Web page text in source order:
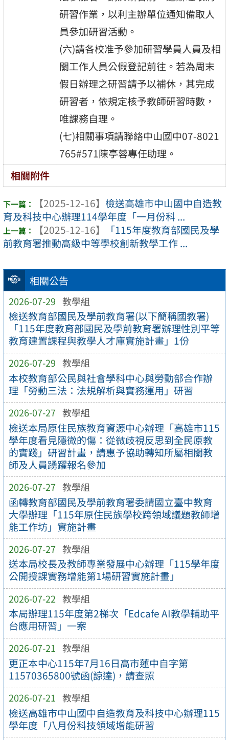
相關公告
2026-07-29 教學組
檢送教育部國民及學前教育署(以下簡稱國教署)
「115年度教育部國民及學前教育署辦理性別平等
教育建置課程與教學人才庫實施計畫」1份
2026-07-29 教學組
本校教育部公民與社會學科中心與勞動部合作辦
理「勞動三法：法規解析與實務運用」研習
2026-07-27 教學組
檢送本局原住民族教育資源中心辦理「高雄市115
學年度看見隱微的傷：從微歧視反思到全民原教
的實踐」研習計畫，請惠予協助轉知所屬相關教
師及人員踴躍報名參加
2026-07-27 教學組
函轉教育部國民及學前教育署委請國立臺中教育
大學辦理「115年原住民族學校跨領域議題教師增
能工作坊」實施計畫
2026-07-27 教學組
送本局校長及教師專業發展中心辦理「115學年度
公開授課實務增能第1場研習實施計畫」
2026-07-22 教學組
本局辦理115年度第2梯次「Edcafe AI教學輔助平
台應用研習」一案
2026-07-21 教學組
更正本中心115年7月16日高市蓮中自字第
11570365800號函(諒達)，請查照
2026-07-21 教學組
檢送高雄市中山國中自造教育及科技中心辦理115
學年度「八月份科技領域增能研習
研習作業，以利主辦單位通知備取人
員參加研習活動。
(六)請各校准予參加研習學員人員及相
關工作人員公假登記前往。若為周末
假日辦理之研習請予以補休，其完成
研習者，依規定核予教師研習時數，
唯課務自理。
(七)相關事項請聯絡中山國中07-8021
765#571陳亭蓉專任助理。
相關附件
【2025-12-16】 檢送高雄市中山國中自造教
育及科技中心辦理114學年度「一月份科 ...
【2025-12-16】
「115年度教育部國民及學
前教育署推動高級中等學校創新教學工作 ...